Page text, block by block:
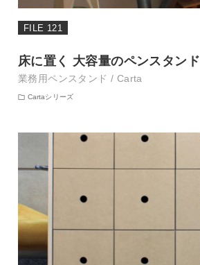
FILE 121
床に置く 大容量のペンスタンド
業務用ペンスタンド / Carta
Cartaシリーズ